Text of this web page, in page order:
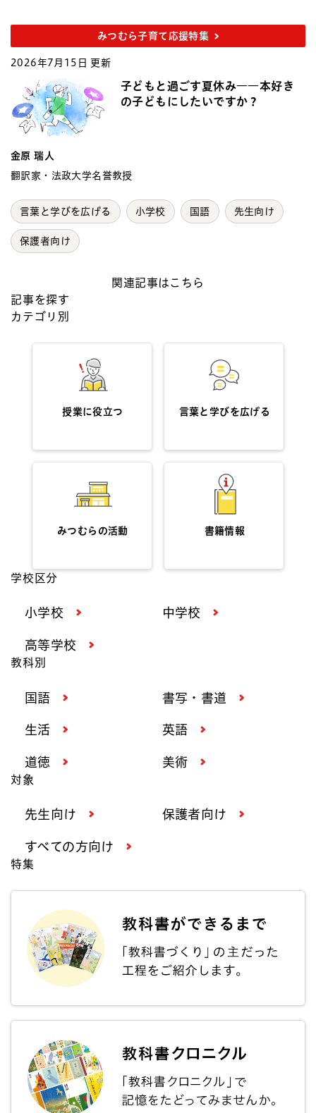
みつむら子育て応援特集
2026年7月15日 更新
子どもと過ごす夏休み――本好き
の子どもにしたいですか？
金原 瑞人
翻訳家・法政大学名誉教授
言葉と学びを広げる 小学校 国語 先生向け
保護者向け
関連記事はこちら
記事を探す
カテゴリ別
授業に役立つ 言葉と学びを広げる
みつむらの活動 書籍情報
学校区分
小学校 中学校
高等学校
教科別
国語 書写・書道
生活 英語
道徳 美術
対象
先生向け 保護者向け
すべての方向け
特集